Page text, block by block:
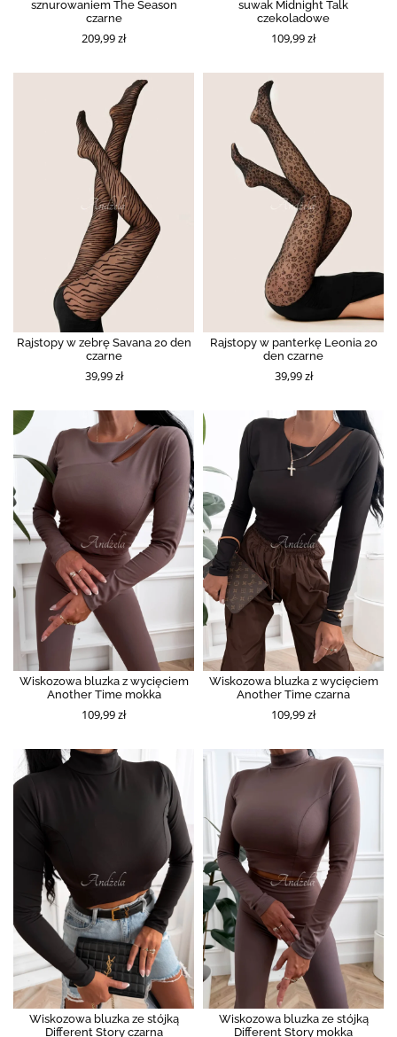
sznurowaniem The Season
czarne
209,99 zł
suwak Midnight Talk
czekoladowe
109,99 zł
Rajstopy w zebrę Savana 20 den
czarne
39,99 zł
Rajstopy w panterkę Leonia 20
den czarne
39,99 zł
Wiskozowa bluzka z wycięciem
Another Time mokka
109,99 zł
Wiskozowa bluzka z wycięciem
Another Time czarna
109,99 zł
Wiskozowa bluzka ze stójką
Different Story czarna
Wiskozowa bluzka ze stójką
Different Story mokka